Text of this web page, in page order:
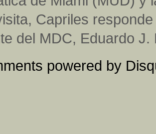
Capriles
del MDC, Eduardo J.
powered by